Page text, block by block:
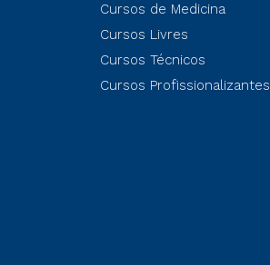
Cursos de Medicina
Cursos Livres
Cursos Técnicos
Cursos Profissionalizantes